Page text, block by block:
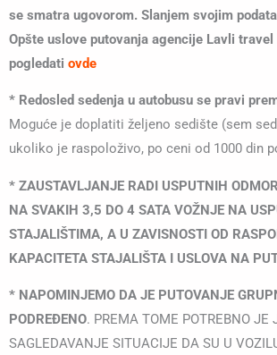
se smatra ugovorom. Slanjem svojim
Opšte uslove putovanja agencije Lavli
pogledati ovde
* Redosled sedenja u autobusu se pravi
Moguće je doplatiti željeno sedište (sem
ukoliko je raspoloživo, po ceni od 1000 din
* ZAUSTAVLJANJE RADI USPUTNIH
NA SVAKIH 3,5 DO 4 SATA VOŽNJE NA
STAJALIŠTIMA, A U ZAVISNOSTI OD
KAPACITETA STAJALIŠTA I USLOVA NA
* NAPOMINJEMO DA JE PUTOVANJE
PODREĐENO. PREMA TOME POTREBNO JE
SAGLEDAVANJE SITUACIJE DA SU U